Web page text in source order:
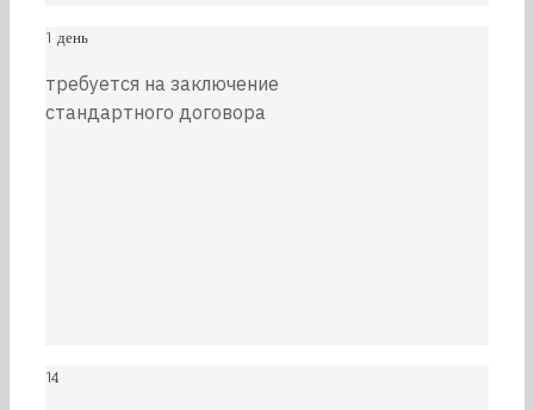
1 день
требуется на заключение
стандартного договора
14